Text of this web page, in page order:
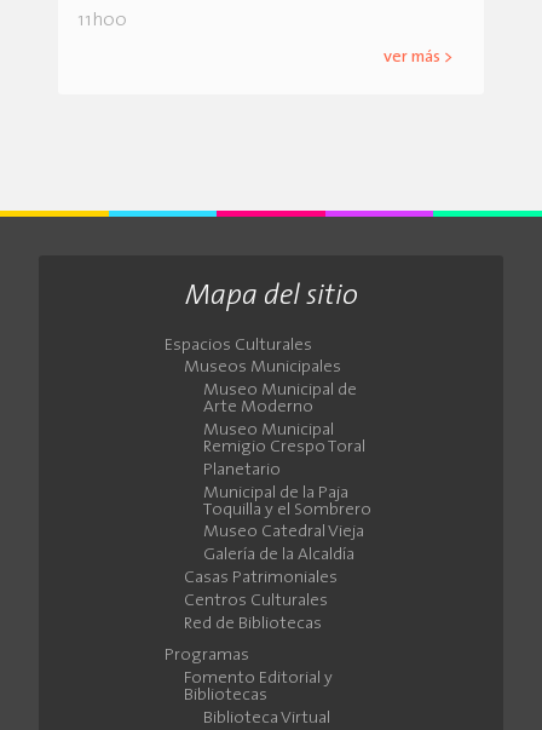
11h00
ver más >
Mapa del sitio
Espacios Culturales
Museos Municipales
Museo Municipal de
Arte Moderno
Museo Municipal
Remigio Crespo Toral
Planetario
Municipal de la Paja
Toquilla y el Sombrero
Museo Catedral Vieja
Galería de la Alcaldía
Casas Patrimoniales
Centros Culturales
Red de Bibliotecas
Programas
Fomento Editorial y
Bibliotecas
Biblioteca Virtual